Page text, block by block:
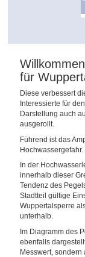
für
Diese verbessert
Interessierte für
Darstellung auch
ausgerollt.
Führend ist das
In der
innerhalb dieser
Tendenz des
Stadtteil gültige
Wuppertalsperre
unterhalb.
Im Diagramm des
ebenfalls
Messwert,